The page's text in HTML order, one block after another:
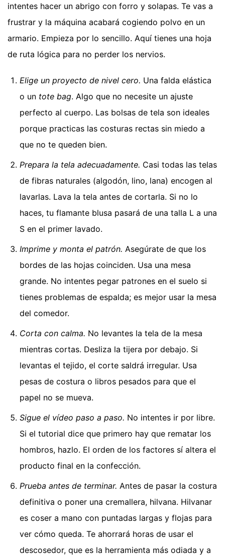
intentes hacer un abrigo con forro y solapas. Te vas a
frustrar y la máquina acabará cogiendo polvo en un
armario. Empieza por lo sencillo. Aquí tienes una hoja
de ruta lógica para no perder los nervios.
Elige un proyecto de nivel cero. Una falda elástica
o un tote bag. Algo que no necesite un ajuste
perfecto al cuerpo. Las bolsas de tela son ideales
porque practicas las costuras rectas sin miedo a
que no te queden bien.
Prepara la tela adecuadamente. Casi todas las telas
de fibras naturales (algodón, lino, lana) encogen al
lavarlas. Lava la tela antes de cortarla. Si no lo
haces, tu flamante blusa pasará de una talla L a una
S en el primer lavado.
Imprime y monta el patrón. Asegúrate de que los
bordes de las hojas coinciden. Usa una mesa
grande. No intentes pegar patrones en el suelo si
tienes problemas de espalda; es mejor usar la mesa
del comedor.
Corta con calma. No levantes la tela de la mesa
mientras cortas. Desliza la tijera por debajo. Si
levantas el tejido, el corte saldrá irregular. Usa
pesas de costura o libros pesados para que el
papel no se mueva.
Sigue el vídeo paso a paso. No intentes ir por libre.
Si el tutorial dice que primero hay que rematar los
hombros, hazlo. El orden de los factores sí altera el
producto final en la confección.
Prueba antes de terminar. Antes de pasar la costura
definitiva o poner una cremallera, hilvana. Hilvanar
es coser a mano con puntadas largas y flojas para
ver cómo queda. Te ahorrará horas de usar el
descosedor, que es la herramienta más odiada y a